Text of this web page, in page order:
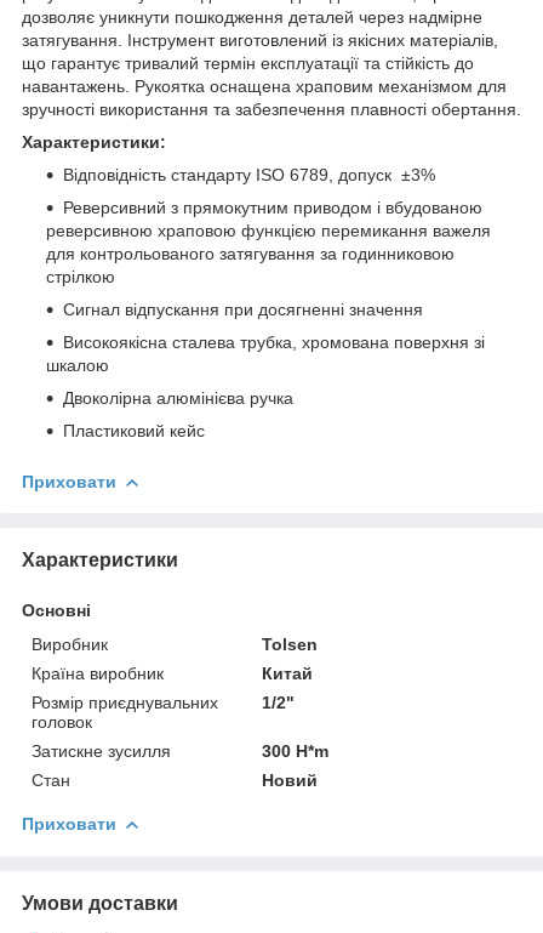
дозволяє уникнути пошкодження деталей через надмірне
затягування. Інструмент виготовлений із якісних матеріалів,
що гарантує тривалий термін експлуатації та стійкість до
навантажень. Рукоятка оснащена храповим механізмом для
зручності використання та забезпечення плавності обертання.
Характеристики:
Відповідність стандарту ISO 6789, допуск ±3%
Реверсивний з прямокутним приводом і вбудованою
реверсивною храповою функцією перемикання важеля
для контрольованого затягування за годинниковою
стрілкою
Сигнал відпускання при досягненні значення
Високоякісна сталева трубка, хромована поверхня зі
шкалою
Двоколірна алюмінієва ручка
Пластиковий кейс
Приховати
Характеристики
Основні
Виробник
Tolsen
Країна виробник
Китай
Розмір приєднувальних
головок
1/2"
Затискне зусилля
300 H*m
Стан
Новий
Приховати
Умови доставки